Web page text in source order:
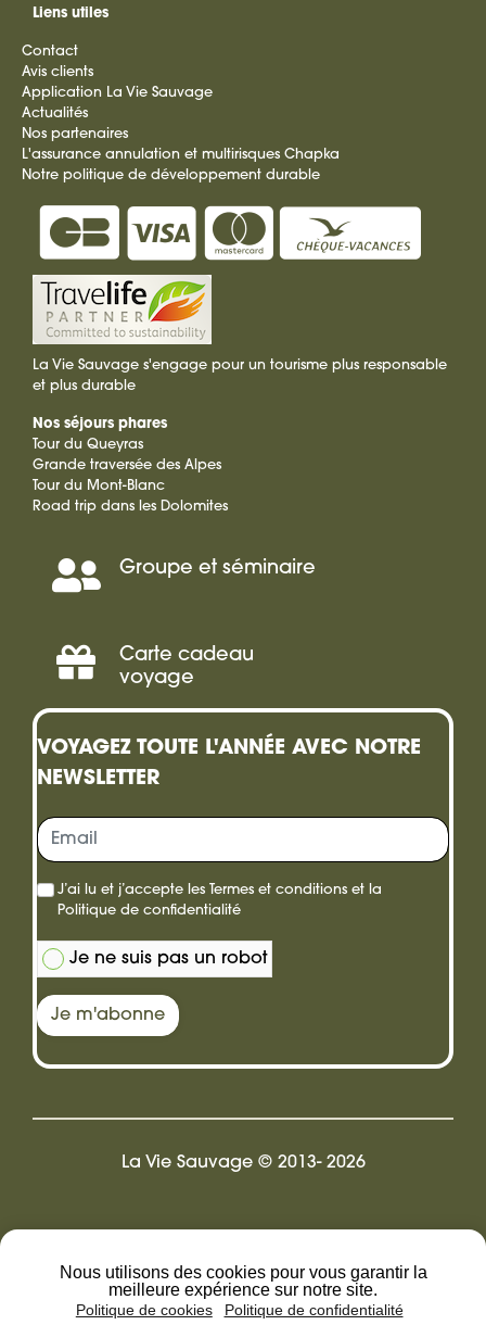
Nous utilisons des cookies pour vous garantir la
meilleure expérience sur notre site.
Politique de cookies Politique de confidentialité
Liens utiles
Contact
Avis clients
Application La Vie Sauvage
Actualités
Nos partenaires
L'assurance annulation et multirisques Chapka
Notre politique de développement durable
La Vie Sauvage s'engage pour un tourisme plus responsable
et plus durable
Nos séjours phares
Tour du Queyras
Grande traversée des Alpes
Tour du Mont-Blanc
Road trip dans les Dolomites
Groupe et séminaire
Séminaire,
Incentive
Carte cadeau
voyage
Offrir
une
carte
cadeau
VOYAGEZ TOUTE L'ANNÉE AVEC NOTRE
NEWSLETTER
J’ai lu et j’accepte lesTermes et conditions et la
Politique de confidentialité
Je ne suis pas un robot
Je m'abonne
La Vie Sauvage © 2013- 2026
Mentions légales